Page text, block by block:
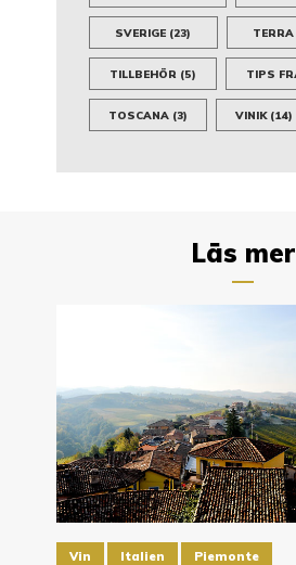
SVERIGE (23)
TILLBEHÖR (5) TIPS
TOSCANA (3) VINIK(14)
Läs mer
Vin Italien Piemonte